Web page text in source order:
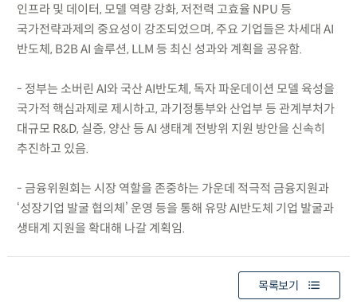
인프라 및 데이터, 모델 역량 강화, 저전력 고효율 NPU 등
국가전략과제의 중요성이 강조되었으며, 주요 기업들은 차세대 AI
반도체, B2B AI 솔루션, LLM 등 최신 성과와 계획을 공유함.
- 정부는 소버린 AI와 국산 AI반도체, 독자 파운데이션 모델 육성을
국가적 핵심과제로 제시하고, 과기정통부와 산업부 등 관계부처가
대규모 R&D, 실증, 양산 등 AI 생태계 전방위 지원 방안을 신속히
추진하고 있음.
- 금융위원회는 시장 역할을 존중하는 가운데 적극적 금융지원과
‘성장기업 발굴 협의체’ 운영 등을 통해 유망 AI반도체 기업 발굴과
생태계 지원을 확대해 나갈 계획임.
목록보기